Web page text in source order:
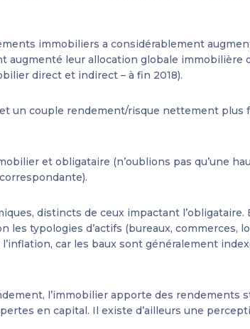
immobiliers a considérablement
augmenté leur allocation globale immobilière
direct et indirect – à fin 2018).
un couple rendement/risque nettement plus
et obligataire (n’oublions pas qu’une
distincts de ceux impactant l’obligataire.
typologies d’actifs (bureaux, commerces,
car les baux sont généralement
l’immobilier apporte des rendements
en capital. Il existe d’ailleurs une